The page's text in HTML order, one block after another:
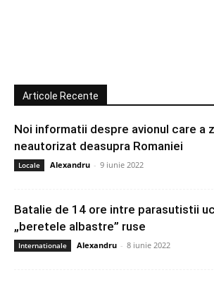
Articole Recente
Noi informatii despre avionul care a
neautorizat deasupra Romaniei
Locale Alexandru - 9 iunie 2022
Batalie de 14 ore intre parasutistii
„beretele albastre” ruse
Internationale Alexandru - 8 iunie 2022